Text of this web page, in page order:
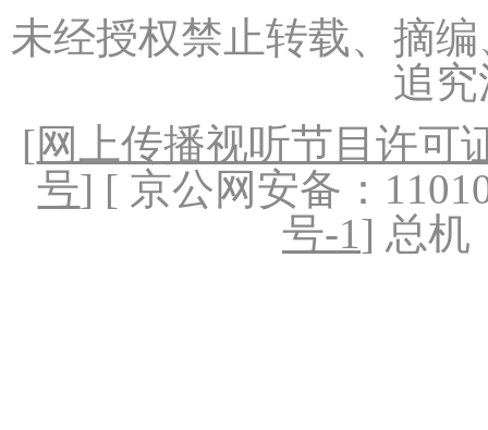
未经授权禁止转载、摘
追
[网上传播视听节目许可
号] [ 京公网安备：
号-1] 总机